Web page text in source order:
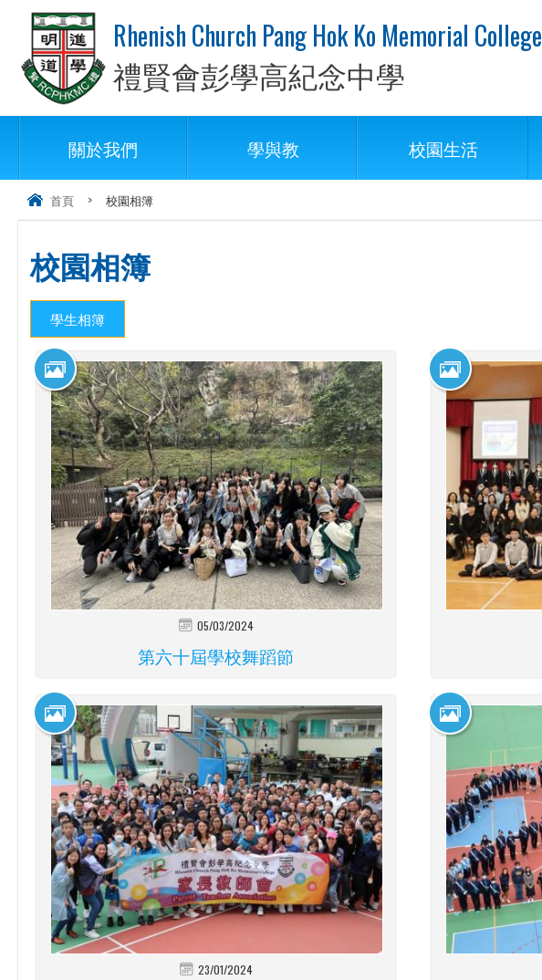
Rhenish Church Pang Hok Ko Memorial College
禮賢會彭學高紀念中學
關於我們 學與教 校園生活
首頁 > 校園相簿
校園相簿
學生相簿
05/03/2024
第六十屆學校舞蹈節
23/01/2024